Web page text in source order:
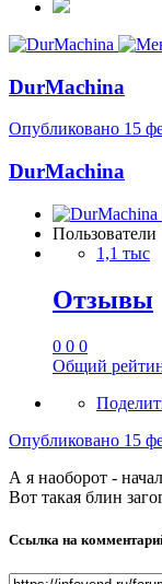
DurMachina
Опубликовано 15
DurMachina
Пользователи
1,1 тыс
Отзывы
0 0 0
Общий
Опубликовано 15
А я наоборот -
Вот такая блин
Ссылка на